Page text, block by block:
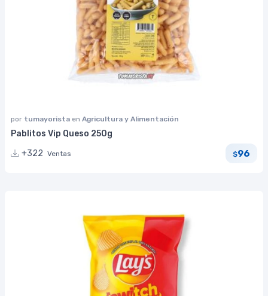
por tumayorista en Agricultura y Alimentación
Pablitos Vip Queso 250g
+322 Ventas $96